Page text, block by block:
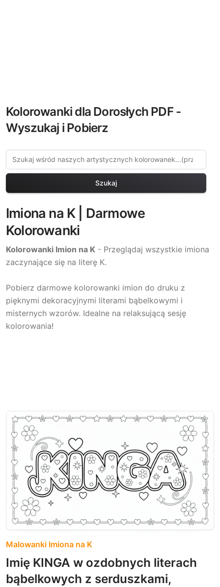
Kolorowanki dla Dorosłych PDF -
Wyszukaj i Pobierz
Szukaj
Imiona na K | Darmowe
Kolorowanki
Kolorowanki Imion na K - Przeglądaj wszystkie imiona
zaczynające się na literę K.
Pobierz darmowe kolorowanki imion do druku z
pięknymi dekoracyjnymi literami bąbelkowymi i
misternych wzorów. Idealne na relaksującą sesję
kolorowania!
Malowanki Imiona na K
Imię KINGA w ozdobnych literach
bąbelkowych z serduszkami,